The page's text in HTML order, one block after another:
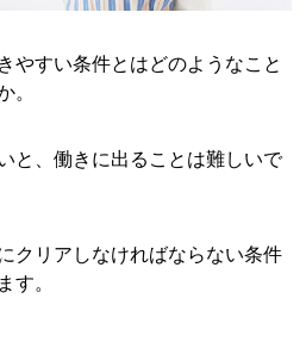
やすい条件とはどのようなこと
。
と、働きに出ることは難しいで
クリアしなければならない条件
す。